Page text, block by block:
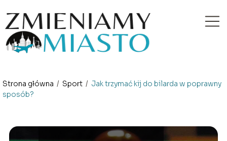
Strona główna / Sport / Jak trzymać kij do bilarda w poprawny
sposób?